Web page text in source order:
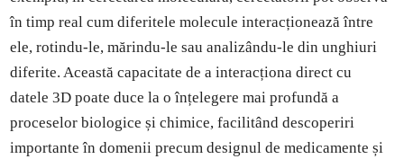
în timp real cum diferitele molecule interacționează între
ele, rotindu-le, mărindu-le sau analizându-le din unghiuri
diferite. Această capacitate de a interacționa direct cu
datele 3D poate duce la o înțelegere mai profundă a
proceselor biologice și chimice, facilitând descoperiri
importante în domenii precum designul de medicamente și